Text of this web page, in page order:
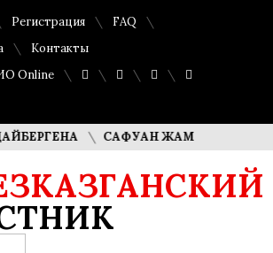
Регистрация
FAQ
Контакты
Online
САФУАН ЖАМПЕИСОВ: «МЫ